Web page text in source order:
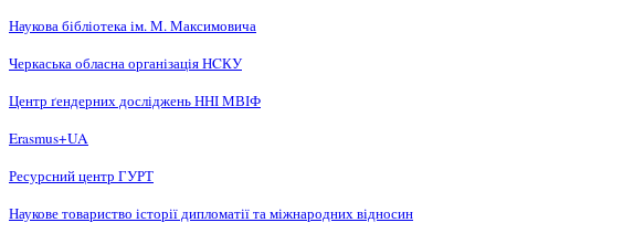
Наукова бібліотека ім. М. Максимовича
Черкаська обласна організація НCКУ
Центр ґендерних досліджень ННІ МВІФ
Erasmus+UA
Ресурсний центр ГУРТ
Наукове товариство історії дипломатії та міжнародних відносин